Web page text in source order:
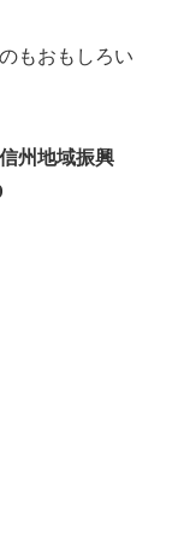
もおもしろい
州地域振興